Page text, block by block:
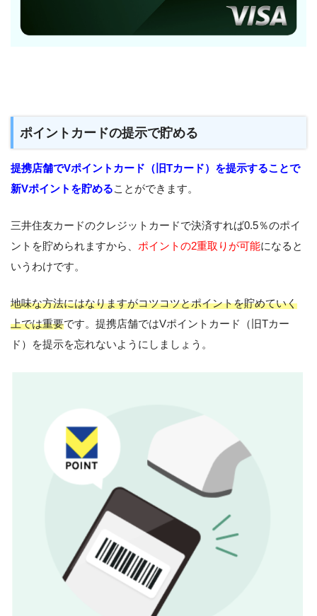
ポイントカードの提示で貯める
提携店舗でVポイントカード（旧Tカード）を提示することで
新Vポイントを貯めることができます。
三井住友カードのクレジットカードで決済すれば0.5％のポイ
ントを貯められますから、 ポイントの2重取りが可能になると
いうわけです。
地味な方法にはなりますがコツコツとポイントを貯めていく
上では重要です。提携店舗ではVポイントカード（旧Tカー
ド）を提示を忘れないようにしましょう。